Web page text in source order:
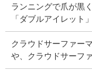
ランニングで爪が黒
「ダブルアイレット」
クラウドサーファー
や、クラウドサーフ